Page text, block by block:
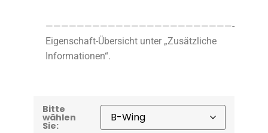
————————————————————————-
Eigenschaft-Übersicht unter „Zusätzliche
Informationen“.
Bitte
wählen
Sie: